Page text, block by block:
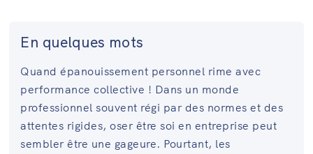
En quelques mots
Quand épanouissement personnel rime avec
performance collective ! Dans un monde
professionnel souvent régi par des normes et des
attentes rigides, oser être soi en entreprise peut
sembler être une gageure. Pourtant, les